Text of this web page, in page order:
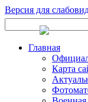
Версия для
Главная
Карта